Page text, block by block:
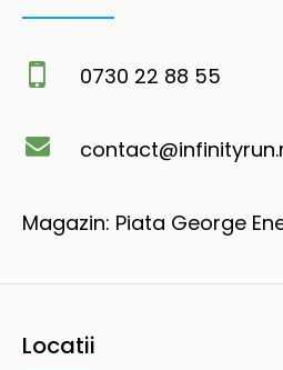
0730 22 88 55
Magazin: Piata George
Locatii